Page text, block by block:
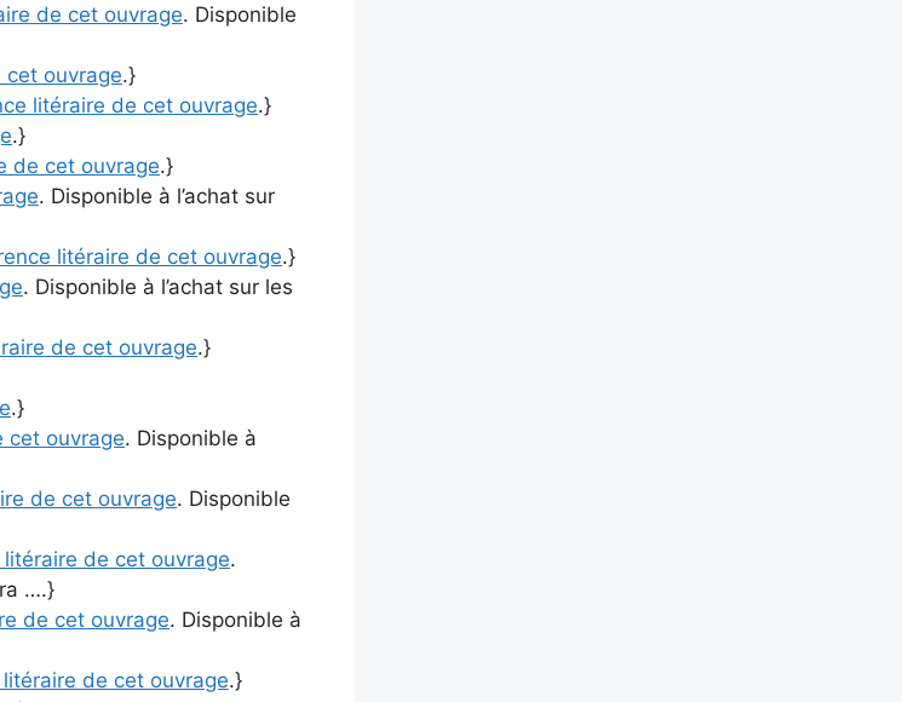
de cet ouvrage. Disponible
cet ouvrage.}
litéraire de cet ouvrage.}
.}
de cet ouvrage.}
. Disponible à l’achat sur
litéraire de cet ouvrage.}
. Disponible à l’achat sur les
de cet ouvrage.}
.}
cet ouvrage. Disponible à
de cet ouvrage. Disponible
litéraire de cet ouvrage.
….}
de cet ouvrage. Disponible à
de cet ouvrage.}